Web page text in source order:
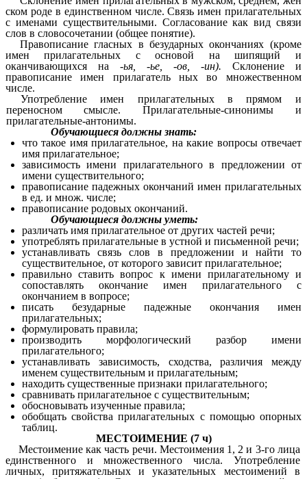
ском роде в единственном числе. Связь имен прилагательных
с именами существительными. Согласование как вид связи
слов в словосочетании (общее понятие).
Правописание гласных в безударных окончаниях (кроме
имен прилагательных с основой на шипящий и
оканчивающихся на -ья, -ье, -ов, -ин). Склонение и
правописание имен прилагатель ных во множественном
числе.
Употребление имен прилагательных в прямом и
переносном смысле. Прилагательные-синонимы и
прилагательные-антонимы.
Обучающиеся должны знать:
что такое имя прилагательное, на какие вопросы отвечает
имя прилагательное;
зависимость имени прилагательного в предложении от
имени существительного;
правописание падежных окончаний имен прилагательных
в ед. и множ. числе;
правописание родовых окончаний.
Обучающиеся должны уметь:
различать имя прилагательное от других частей речи;
употреблять прилагательные в устной и письменной речи;
устанавливать связь слов в предложении и найти то
существительное, от которого зависит прилагательное;
правильно ставить вопрос к имени прилагательному и
сопоставлять окончание имен прилагательного с
окончанием в вопросе;
писать безударные падежные окончания имен
прилагательных;
формулировать правила;
производить морфологический разбор имени
прилагательного;
устанавливать зависимость, сходства, различия между
именем существительным и прилагательным;
находить существенные признаки прилагательного;
сравнивать прилагательное с существительным;
обосновывать изученные правила;
обобщать свойства прилагательных с помощью опорных
таблиц.
МЕСТОИМЕНИЕ (7 ч)
Местоимение как часть речи. Местоимения 1, 2 и 3-го лица
единственного и множественного числа. Употребление
личных, притяжательных и указательных местоимений в